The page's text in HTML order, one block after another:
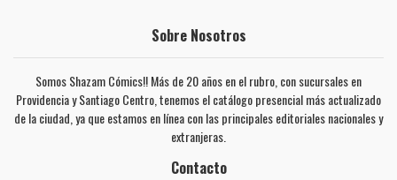
Sobre Nosotros
Somos Shazam Cómics!! Más de 20 años en el rubro, con sucursales en
Providencia y Santiago Centro, tenemos el catálogo presencial más actualizado
de la ciudad, ya que estamos en línea con las principales editoriales nacionales y
extranjeras.
Contacto